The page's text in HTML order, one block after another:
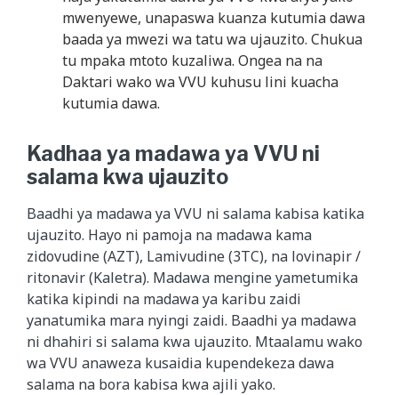
mwenyewe, unapaswa kuanza kutumia dawa
baada ya mwezi wa tatu wa ujauzito. Chukua
tu mpaka mtoto kuzaliwa. Ongea na na
Daktari wako wa VVU kuhusu lini kuacha
kutumia dawa.
Kadhaa ya madawa ya VVU ni
salama kwa ujauzito
Baadhi ya madawa ya VVU ni salama kabisa katika
ujauzito. Hayo ni pamoja na madawa kama
zidovudine (AZT), Lamivudine (3TC), na lovinapir /
ritonavir (Kaletra). Madawa mengine yametumika
katika kipindi na madawa ya karibu zaidi
yanatumika mara nyingi zaidi. Baadhi ya madawa
ni dhahiri si salama kwa ujauzito. Mtaalamu wako
wa VVU anaweza kusaidia kupendekeza dawa
salama na bora kabisa kwa ajili yako.